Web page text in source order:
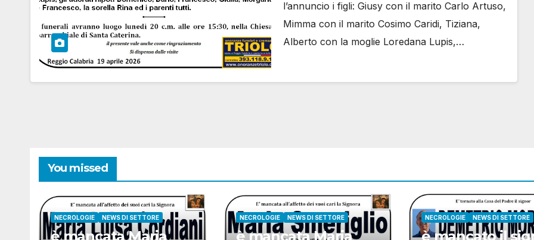
l’annuncio i figli: Giusy con il marito Carlo Artuso,
Mimma con il marito Cosimo Caridi, Tiziana,
Alberto con la moglie Loredana Lupis,…
You missed
NECROLOGIE NEWS DI SETTORE
è mancata Maria
NECROLOGIE NEWS DI SETTORE
è mancata Maria
NECROLOGIE NEWS DI SETTORE
è mancato il